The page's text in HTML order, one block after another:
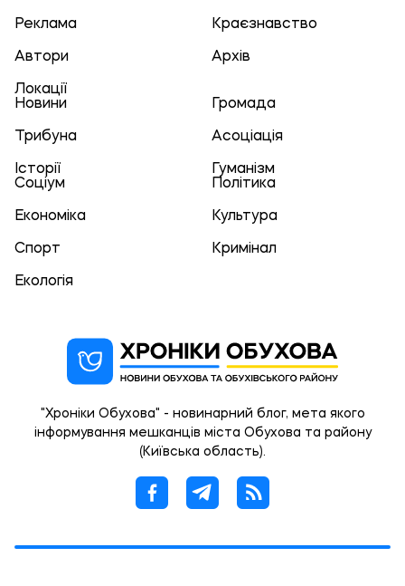
Реклама Краєзнавство
Автори Архів
Локації
Новини
Громада
Трибуна Асоціація
Історії
Гуманізм
Соціум
Політика
Економіка Культура
Спорт Кримінал
Екологія
"Хроніки Обухова" - новинарний блог, мета якого
інформування мешканців міста Обухова та району
(Київська область).